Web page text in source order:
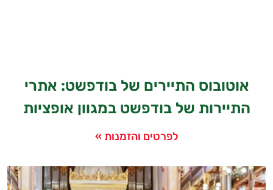
אוטובוס התיירים של בודפשט: אתרי
התיירות של בודפשט במגוון אופציות
לפרטים והזמנות »